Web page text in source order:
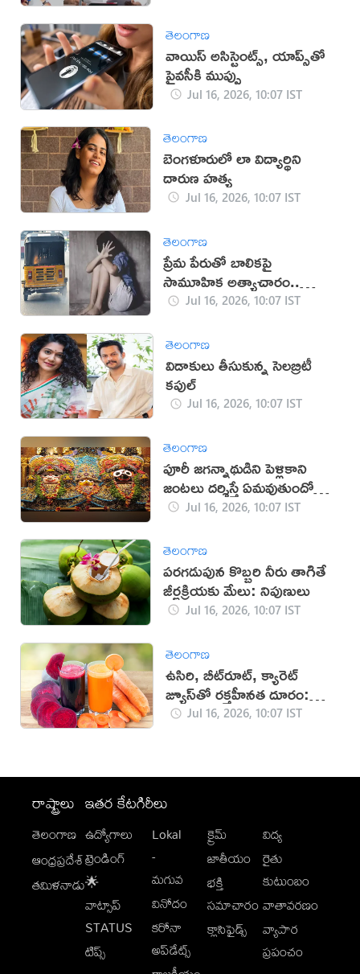
తెలంగాణ
వాయిస్ అసిస్టెంట్స్, యాప్స్‌తో
ప్రైవసీకి ముప్పు
Jul 16, 2026, 10:07 IST
తెలంగాణ
బెంగళూరులో లా విద్యార్థిని
దారుణ హత్య
Jul 16, 2026, 10:07 IST
తెలంగాణ
ప్రేమ పేరుతో బాలికపై
సామూహిక అత్యాచారం..
నలుగురి అరెస్ట్
Jul 16, 2026, 10:07 IST
తెలంగాణ
విడాకులు తీసుకున్న సెలబ్రిటీ
కపుల్
Jul 16, 2026, 10:07 IST
తెలంగాణ
పూరీ జగన్నాథుడిని పెళ్లికాని
జంటలు దర్శిస్తే ఏమవుతుందో
తెలుసా?
Jul 16, 2026, 10:07 IST
తెలంగాణ
పరగడుపున కొబ్బరి నీరు తాగితే
జీర్ణక్రియకు మేలు: నిపుణులు
Jul 16, 2026, 10:07 IST
తెలంగాణ
ఉసిరి, బీట్‌రూట్, క్యారెట్
జ్యూస్‌తో రక్తహీనత దూరం:
నిపుణులు
Jul 16, 2026, 10:07 IST
రాష్ట్రాలు
తెలంగాణ
ఆంధ్రప్రదేశ్
తమిళనాడు
ఇతర కేటగిరీలు
ఉద్యోగాలు
ట్రెండింగ్
🌟
వాట్సాప్
STATUS
టిప్స్
Lokal
-
మగువ
వినోదం
కరోనా
అప్‌డేట్స్
క్రైమ్
జాతీయం
భక్తి
సమాచారం
క్లాసిఫైడ్స్
విద్య
రైతు
కుటుంబం
వాతావరణం
వ్యాపార
ప్రపంచం